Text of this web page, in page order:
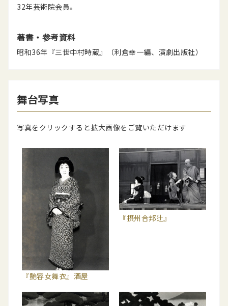
32年芸術院会員。
著書・参考資料
昭和36年『三世中村時蔵』（利倉幸一編、演劇出版社）
舞台写真
写真をクリックすると拡大画像をご覧いただけます
『艶容女舞衣』酒屋
『摂州合邦辻』